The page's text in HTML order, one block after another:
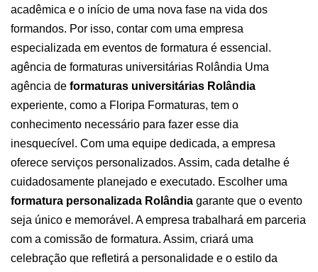
acadêmica e o início de uma nova fase na vida dos
formandos. Por isso, contar com uma empresa
especializada em eventos de formatura é essencial.
agência de formaturas universitárias Rolândia Uma
agência de formaturas universitárias Rolândia
experiente, como a Floripa Formaturas, tem o
conhecimento necessário para fazer esse dia
inesquecível. Com uma equipe dedicada, a empresa
oferece serviços personalizados. Assim, cada detalhe é
cuidadosamente planejado e executado. Escolher uma
formatura personalizada Rolândia garante que o evento
seja único e memorável. A empresa trabalhará em parceria
com a comissão de formatura. Assim, criará uma
celebração que refletirá a personalidade e o estilo da